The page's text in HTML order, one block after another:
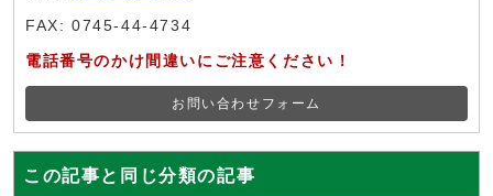
FAX: 0745-44-4734
電話番号のかけ間違いにご注意ください！
お問い合わせフォーム
この記事と同じ分類の記事